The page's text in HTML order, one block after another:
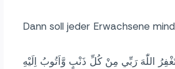
Dann soll jeder Erwachsene
اللّٰهَ رَبِّي مِنْ كُلِّ ذَنْبٍ وَّاَتُوبُ اِلَيْهِ